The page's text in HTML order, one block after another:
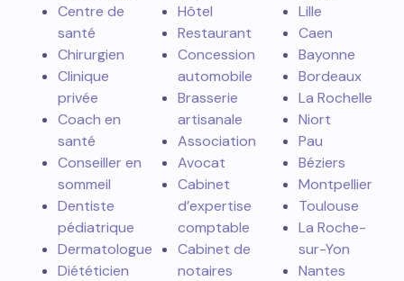
Centre de
santé
Chirurgien
Clinique
privée
Coach en
santé
Conseiller en
sommeil
Dentiste
pédiatrique
Dermatologue
Diététicien
Hôtel
Restaurant
Concession
automobile
Brasserie
artisanale
Association
Avocat
Cabinet
d’expertise
comptable
Cabinet de
notaires
Lille
Caen
Bayonne
Bordeaux
La Rochelle
Niort
Pau
Béziers
Montpellier
Toulouse
La Roche-
sur-Yon
Nantes